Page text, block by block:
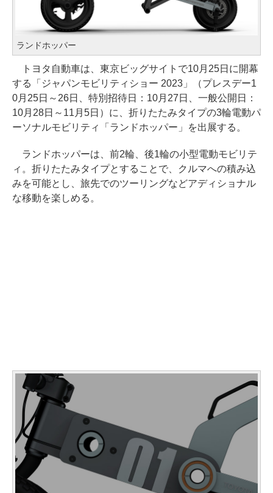
ランドホッパー
トヨタ自動車は、東京ビッグサイトで10月25日に開幕
する「ジャパンモビリティショー 2023」（プレスデー1
0月25日～26日、特別招待日：10月27日、一般公開日：
10月28日～11月5日）に、折りたたみタイプの3輪電動パ
ーソナルモビリティ「ランドホッパー」を出展する。
ランドホッパーは、前2輪、後1輪の小型電動モビリテ
ィ。折りたたみタイプとすることで、クルマへの積み込
みを可能とし、旅先でのツーリングなどアディショナル
な移動を楽しめる。